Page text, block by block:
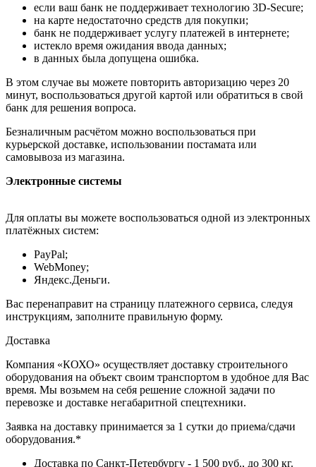
если ваш банк не поддерживает технологию 3D-Secure;
на карте недостаточно средств для покупки;
банк не поддерживает услугу платежей в интернете;
истекло время ожидания ввода данных;
в данных была допущена ошибка.
В этом случае вы можете повторить авторизацию через 20
минут, воспользоваться другой картой или обратиться в свой
банк для решения вопроса.
Безналичным расчётом можно воспользоваться при
курьерской доставке, использовании постамата или
самовывоза из магазина.
Электронные системы
Для оплаты вы можете воспользоваться одной из электронных
платёжных систем:
PayPal;
WebMoney;
Яндекс.Деньги.
Вас перенаправит на страницу платежного сервиса, следуя
инструкциям, заполните правильную форму.
Доставка
Компания «КОХО» осуществляет доставку строительного
оборудования на объект своим транспортом в удобное для Вас
время. Мы возьмем на себя решение сложной задачи по
перевозке и доставке негабаритной спецтехники.
Заявка на доставку принимается за 1 сутки до приема/сдачи
оборудования.*
Доставка по Санкт-Петербургу - 1 500 руб., до 300 кг.